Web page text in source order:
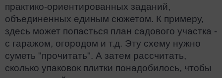
практико-ориентированных заданий,
объединенных единым сюжетом. К примеру,
здесь может попасться план садового участка -
с гаражом, огородом и т.д. Эту схему нужно
суметь "прочитать". А затем рассчитать,
сколько упаковок плитки понадобилось, чтобы